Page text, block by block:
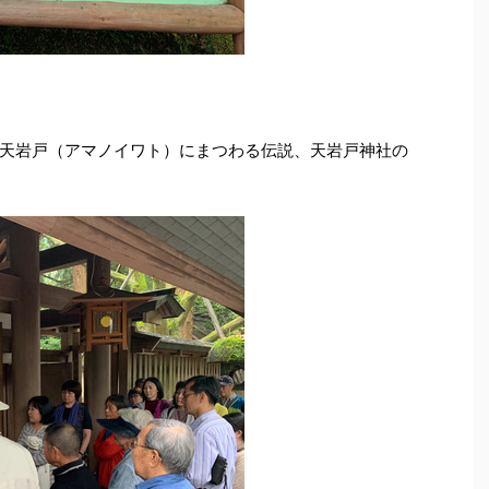
岩戸（アマノイワト）にまつわる伝説、天岩戸神社の